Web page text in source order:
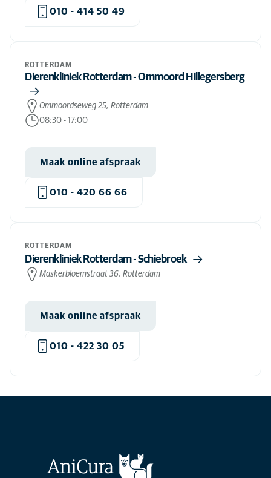
010 - 414 50 49
ROTTERDAM
Dierenkliniek Rotterdam - Ommoord Hillegersberg
Ommoordseweg 25, Rotterdam
08:30 - 17:00
Maak online afspraak
010 - 420 66 66
ROTTERDAM
Dierenkliniek Rotterdam - Schiebroek
Maskerbloemstraat 36, Rotterdam
Maak online afspraak
010 - 422 30 05